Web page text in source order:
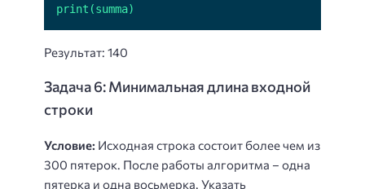
print(summa)
Результат: 140
Задача 6: Минимальная длина входной
строки
Условие: Исходная строка состоит более чем из
300 пятерок. После работы алгоритма – одна
пятерка и одна восьмерка. Указать